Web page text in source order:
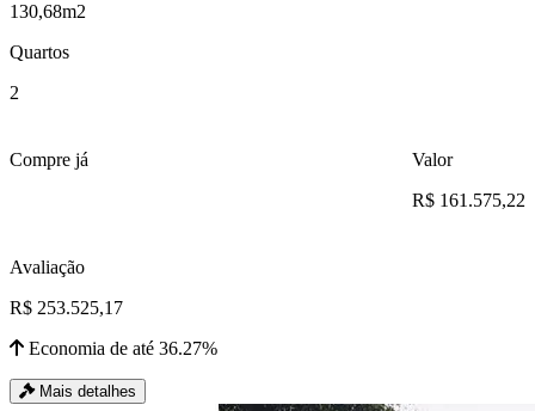
130,68m2
Quartos
2
Compre já
Valor
R$ 161.575,22
Avaliação
R$ 253.525,17
Economia de até 36.27%
Mais detalhes